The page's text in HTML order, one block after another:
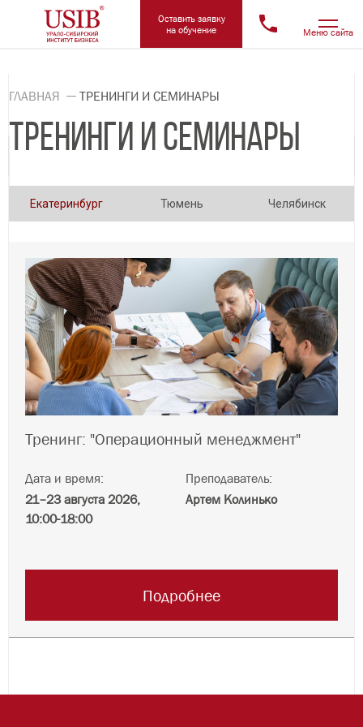
Оставить заявку
на обучение
Меню сайта
ГЛАВНАЯ ТРЕНИНГИ И СЕМИНАРЫ
ТРЕНИНГИ И СЕМИНАРЫ
Екатеринбург Тюмень Челябинск
Тренинг: "Операционный менеджмент"
Дата и время:
21–23 августа 2026,
10:00-18:00
Артем Колинько
Преподаватель:
Подробнее